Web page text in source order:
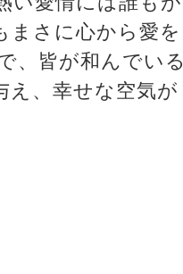
まさに心から愛を
、皆が和んでいる
え、幸せな空気が